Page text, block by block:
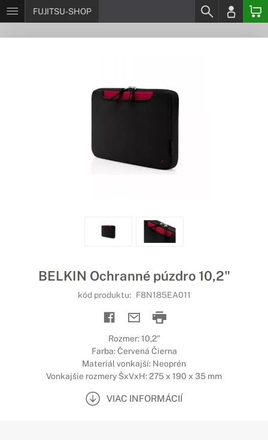
FUJITSU-SHOP
BELKIN Ochranné púzdro 10,2"
kód produktu: F8N185EA011
Rozmer: 10,2"
Farba: Červená Čierna
Materiál vonkajší: Neoprén
Vonkajšie rozmery ŠxVxH: 275 x 190 x 35 mm
VIAC INFORMÁCIÍ